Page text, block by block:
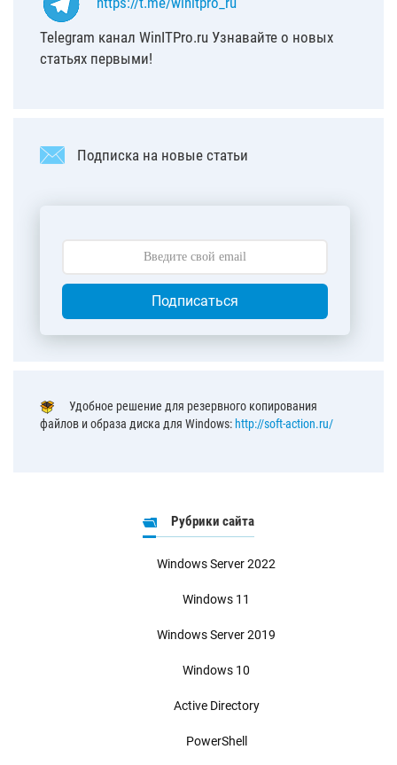
Telegram канал WinITPro.ru Узнавайте о новых
статьях первыми!
Подписка на новые статьи
Подписаться
Удобное решение для резервного копирования
файлов и образа диска для Windows: http://soft-action.ru/
Рубрики сайта
Windows Server 2022
Windows 11
Windows Server 2019
Windows 10
Active Directory
PowerShell